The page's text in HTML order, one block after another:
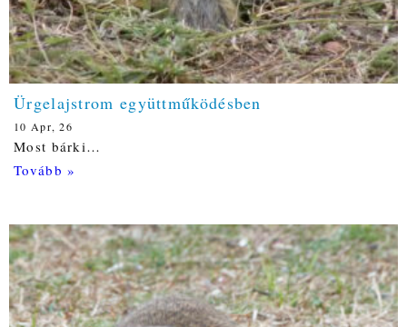
Ürgelajstrom együttműködésben
10 Apr, 26
Most bárki…
Tovább »